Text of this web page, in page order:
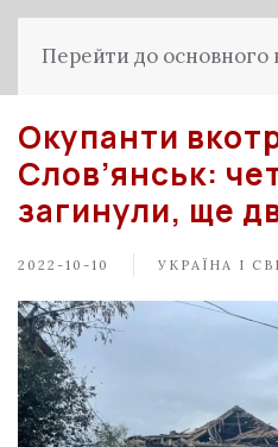
Перейти до основного
Окупанти
Слов’янськ:
загинули, ще
2022-10-10 УКРАЇНА І